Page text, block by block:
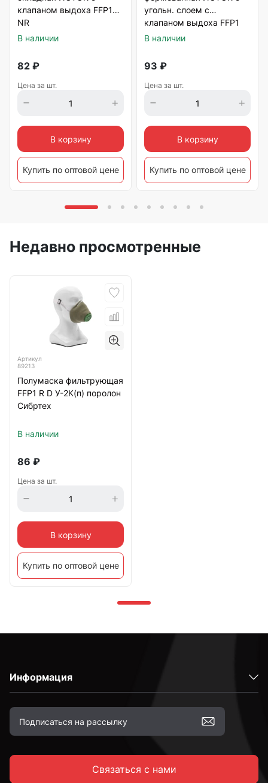
клапаном выдоха FFP1
NR
В наличии
82 ₽
Цена за шт.
В корзину
Купить по оптовой цене
угольн. слоем с
клапаном выдоха FFP1
NR
В наличии
93 ₽
Цена за шт.
В корзину
Купить по оптовой цене
Недавно просмотренные
Артикул
89213
Полумаска фильтрующая
FFP1 R D У-2К(п) поролон
Сибртех
В наличии
86 ₽
Цена за шт.
В корзину
Купить по оптовой цене
Информация
Связаться с нами